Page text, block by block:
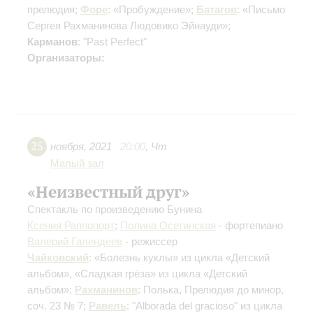
прелюдия; Форе: «Пробуждение»; Батагов: «Письмо
Сергея Рахманинова Людовико Эйнауди»;
Карманов: "Past Perfect"
Организаторы:
25 ноября, 2021 20:00, Чт
Малый зал
«Неизвестный друг»
Спектакль по произведению Бунина
Ксения Раппопорт; Полина Осетинская - фортепиано
Валерий Галендеев - режиссер
Чайковский: «Болезнь куклы» из цикла «Детский
альбом», «Сладкая грёза» из цикла «Детский
альбом»; Рахманинов: Полька, Прелюдия до минор,
соч. 23 № 7; Равель: "Alborada del gracioso" из цикла